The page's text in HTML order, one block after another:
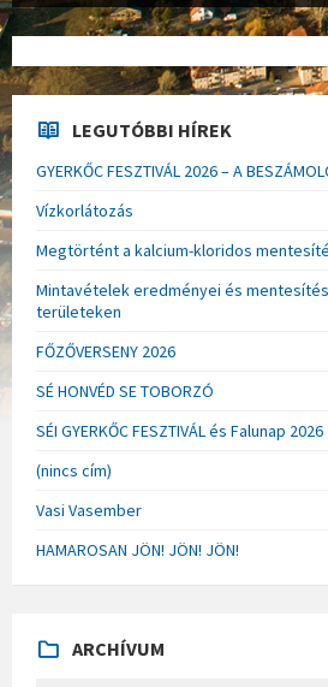
LEGUTÓBBI HÍREK
GYERKŐC FESZTIVÁL 2026 – A
Vízkorlátozás
Megtörtént a kalcium-kloridos
Mintavételek eredményei és
területeken
FŐZŐVERSENY 2026
SÉ HONVÉD SE TOBORZÓ
SÉI GYERKŐC FESZTIVÁL és Falunap 2026
(nincs cím)
Vasi Vasember
HAMAROSAN JÖN! JÖN! JÖN!
ARCHÍVUM